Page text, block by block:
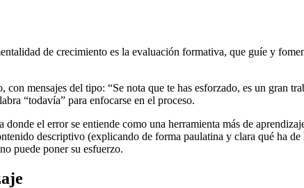
de crecimiento es la evaluación formativa, que guíe y
mensajes del tipo: “Se nota que te has esforzado, es un gran
“todavía” para enfocarse en el proceso.
el error se entiende como una herramienta más de
descriptivo (explicando de forma paulatina y clara qué ha
puede poner su esfuerzo.